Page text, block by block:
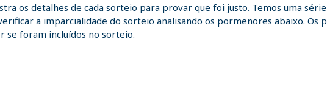
os detalhes de cada sorteio para provar que foi justo. Temos uma
a imparcialidade do sorteio analisando os pormenores abaixo.
se foram incluídos no sorteio.